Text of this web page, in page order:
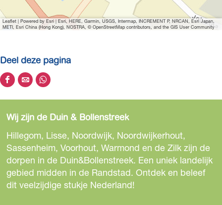
Leaflet | Powered by Esri | Esri, HERE, Garmin, USGS, Intermap, INCREMENT P, NRCAN, Esri Japan,
METI, Esri China (Hong Kong), NOSTRA, © OpenStreetMap contributors, and the GIS User Community
Deel deze pagina
D
e
l
d
e
z
e
p
D
e
l
d
e
z
e
p
D
e
l
d
e
z
e
p
Wij zijn de Duin & Bollenstreek
Hillegom, Lisse, Noordwijk, Noordwijkerhout,
Sassenheim, Voorhout, Warmond en de Zilk zijn de
dorpen in de Duin&Bollenstreek. Een uniek landelijk
gebied midden in de Randstad. Ontdek en beleef
dit veelzijdige stukje Nederland!